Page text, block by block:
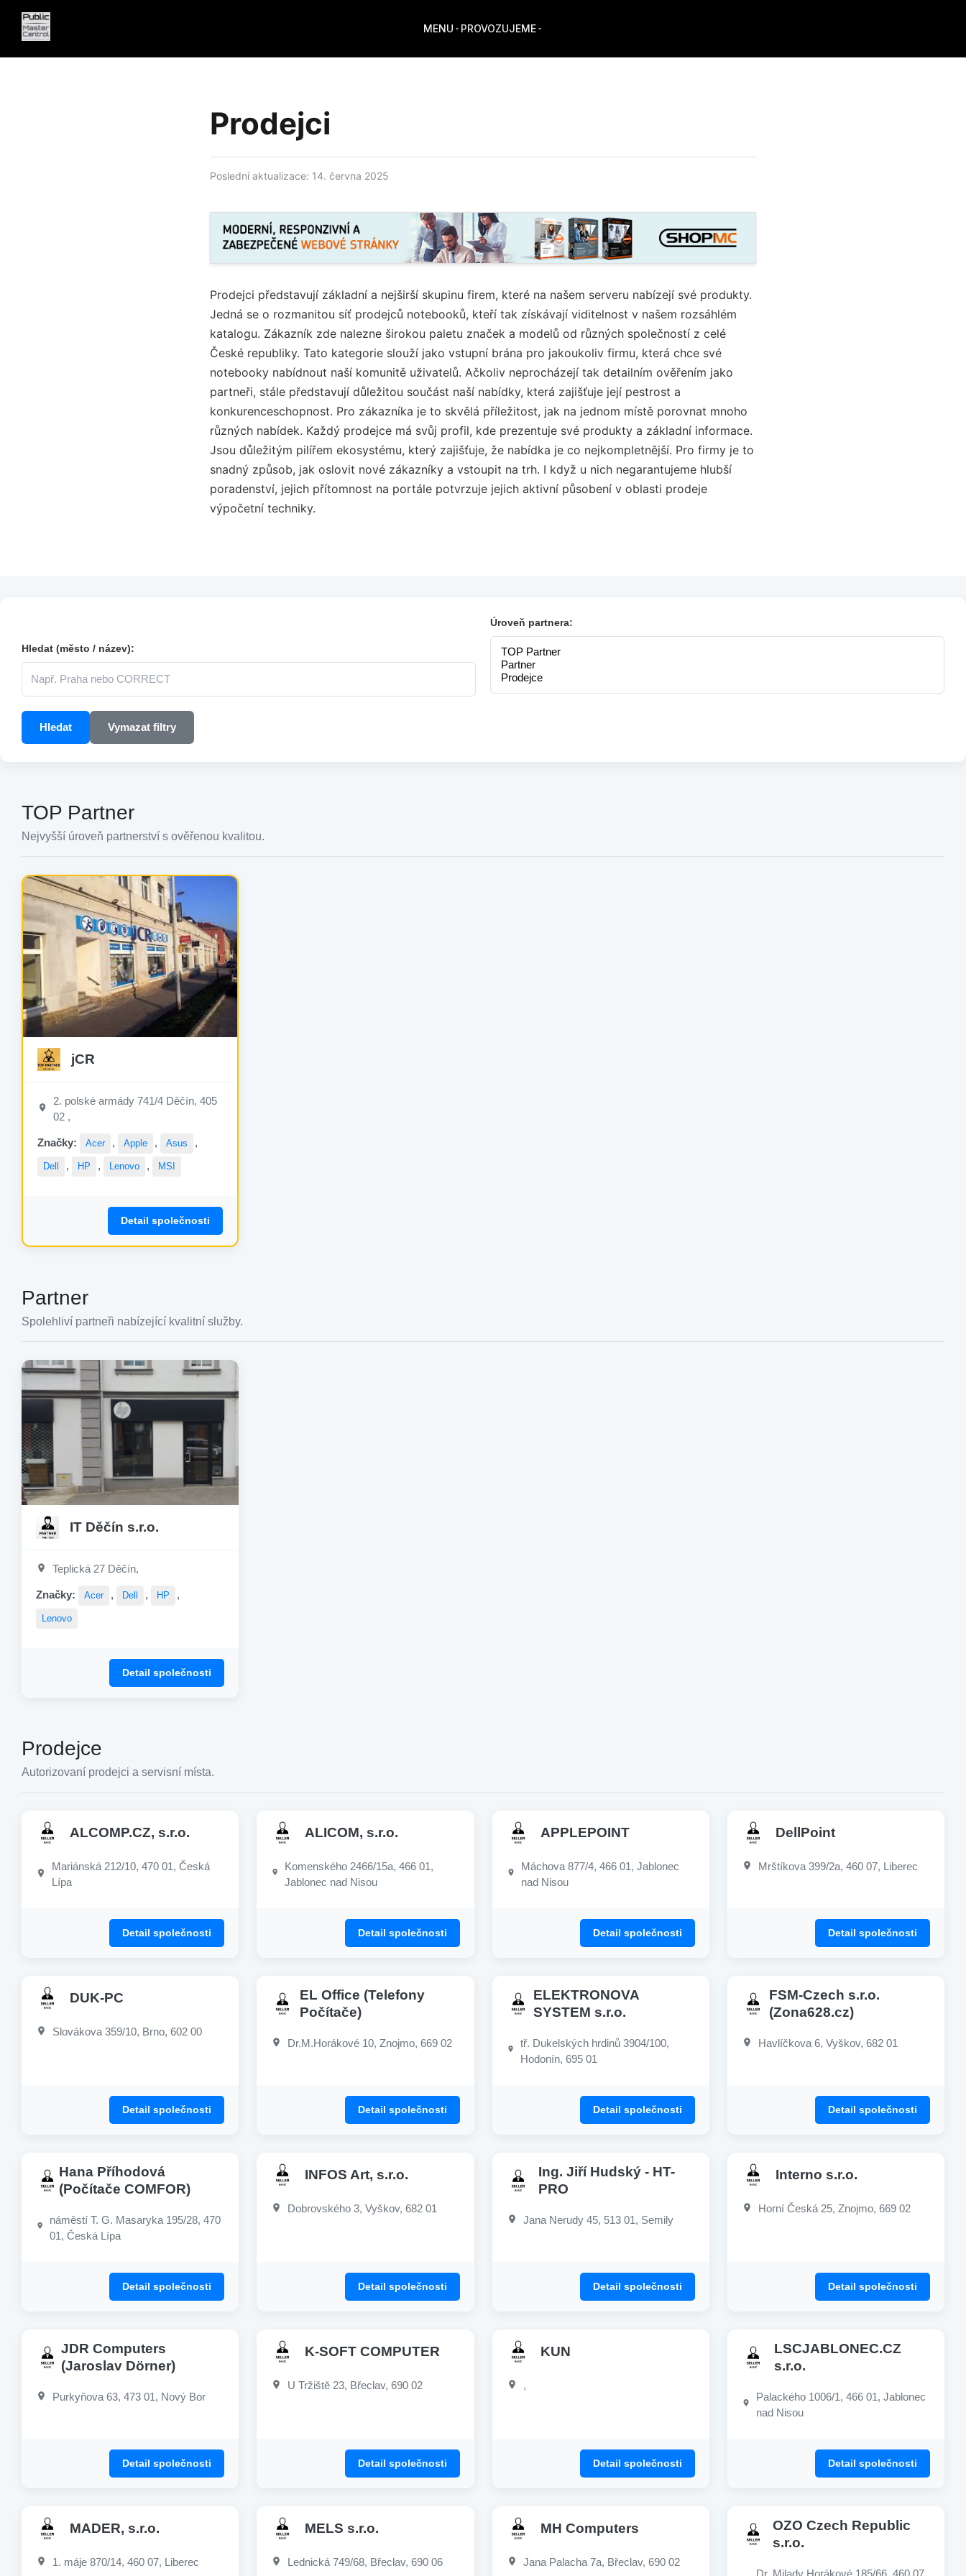
MENU PROVOZUJEME
Prodejci
Poslední aktualizace: 14. června 2025
Prodejci představují základní a nejširší skupinu firem, které na našem serveru nabízejí své produkty.
Jedná se o rozmanitou síť prodejců notebooků, kteří tak získávají viditelnost v našem rozsáhlém
katalogu. Zákazník zde nalezne širokou paletu značek a modelů od různých společností z celé
České republiky. Tato kategorie slouží jako vstupní brána pro jakoukoliv firmu, která chce své
notebooky nabídnout naší komunitě uživatelů. Ačkoliv neprocházejí tak detailním ověřením jako
partneři, stále představují důležitou součást naší nabídky, která zajišťuje její pestrost a
konkurenceschopnost. Pro zákazníka je to skvělá příležitost, jak na jednom místě porovnat mnoho
různých nabídek. Každý prodejce má svůj profil, kde prezentuje své produkty a základní informace.
Jsou důležitým pilířem ekosystému, který zajišťuje, že nabídka je co nejkompletnější. Pro firmy je to
snadný způsob, jak oslovit nové zákazníky a vstoupit na trh. I když u nich negarantujeme hlubší
poradenství, jejich přítomnost na portále potvrzuje jejich aktivní působení v oblasti prodeje
výpočetní techniky.
Hledat (město / název):
Úroveň partnera:
Hledat Vymazat filtry
TOP Partner
Nejvyšší úroveň partnerství s ověřenou kvalitou.
jCR
2. polské armády 741/4 Děčín, 405
02 ,
Značky: Acer , Apple , Asus ,
Dell , HP , Lenovo , MSI
Detail společnosti
Partner
Spolehliví partneři nabízející kvalitní služby.
IT Děčín s.r.o.
Teplická 27 Děčín,
Značky: Acer , Dell , HP ,
Lenovo
Detail společnosti
Prodejce
Autorizovaní prodejci a servisní místa.
ALCOMP.CZ, s.r.o.
Mariánská 212/10, 470 01, Česká
Lípa
Detail společnosti
ALICOM, s.r.o.
Komenského 2466/15a, 466 01,
Jablonec nad Nisou
Detail společnosti
APPLEPOINT
Máchova 877/4, 466 01, Jablonec
nad Nisou
Detail společnosti
DellPoint
Mrštíkova 399/2a, 460 07, Liberec
Detail společnosti
DUK-PC
Slovákova 359/10, Brno, 602 00
Detail společnosti
EL Office (Telefony
Počítače)
Dr.M.Horákové 10, Znojmo, 669 02
Detail společnosti
ELEKTRONOVA
SYSTEM s.r.o.
tř. Dukelských hrdinů 3904/100,
Hodonín, 695 01
Detail společnosti
FSM-Czech s.r.o.
(Zona628.cz)
Havlíčkova 6, Vyškov, 682 01
Detail společnosti
Hana Příhodová
(Počítače COMFOR)
náměstí T. G. Masaryka 195/28, 470
01, Česká Lípa
Detail společnosti
INFOS Art, s.r.o.
Dobrovského 3, Vyškov, 682 01
Detail společnosti
Ing. Jiří Hudský - HT-
PRO
Jana Nerudy 45, 513 01, Semily
Detail společnosti
Interno s.r.o.
Horní Česká 25, Znojmo, 669 02
Detail společnosti
JDR Computers
(Jaroslav Dörner)
Purkyňova 63, 473 01, Nový Bor
Detail společnosti
K-SOFT COMPUTER
U Tržiště 23, Břeclav, 690 02
Detail společnosti
KUN
,
Detail společnosti
LSCJABLONEC.CZ
s.r.o.
Palackého 1006/1, 466 01, Jablonec
nad Nisou
Detail společnosti
MADER, s.r.o.
1. máje 870/14, 460 07, Liberec
MELS s.r.o.
Lednická 749/68, Břeclav, 690 06
MH Computers
Jana Palacha 7a, Břeclav, 690 02
OZO Czech Republic
s.r.o.
Dr. Milady Horákové 185/66, 460 07,